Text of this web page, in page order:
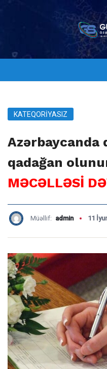
KATEQORIYASIZ
qadağan
MƏCƏLLƏSİ
Müəllif: admin 11